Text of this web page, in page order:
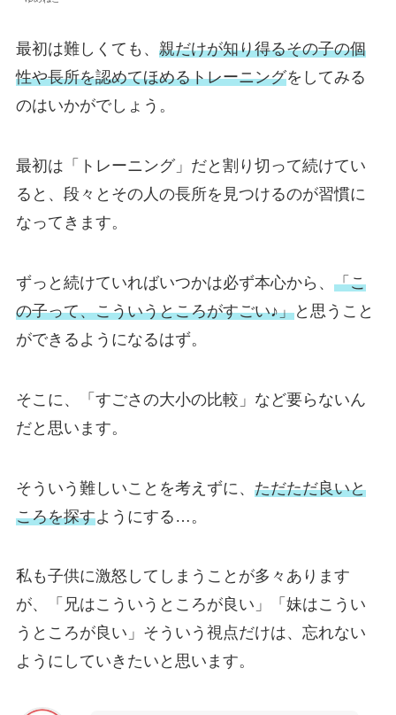
最初は難しくても、 親だけが知り得るその子の個
性や長所を認めてほめるトレーニングをしてみる
のはいかがでしょう。
最初は「トレーニング」だと割り切って続けてい
ると、段々とその人の長所を見つけるのが習慣に
なってきます。
ずっと続けていればいつかは必ず本心から、 「こ
の子って、こういうところがすごい♪」と思うこと
ができるようになるはず。
そこに、「すごさの大小の比較」など要らないん
だと思います。
そういう難しいことを考えずに、 ただただ良いと
ころを探すようにする…。
私も子供に激怒してしまうことが多々あります
が、「兄はこういうところが良い」「妹はこうい
うところが良い」そういう視点だけは、忘れない
ようにしていきたいと思います。